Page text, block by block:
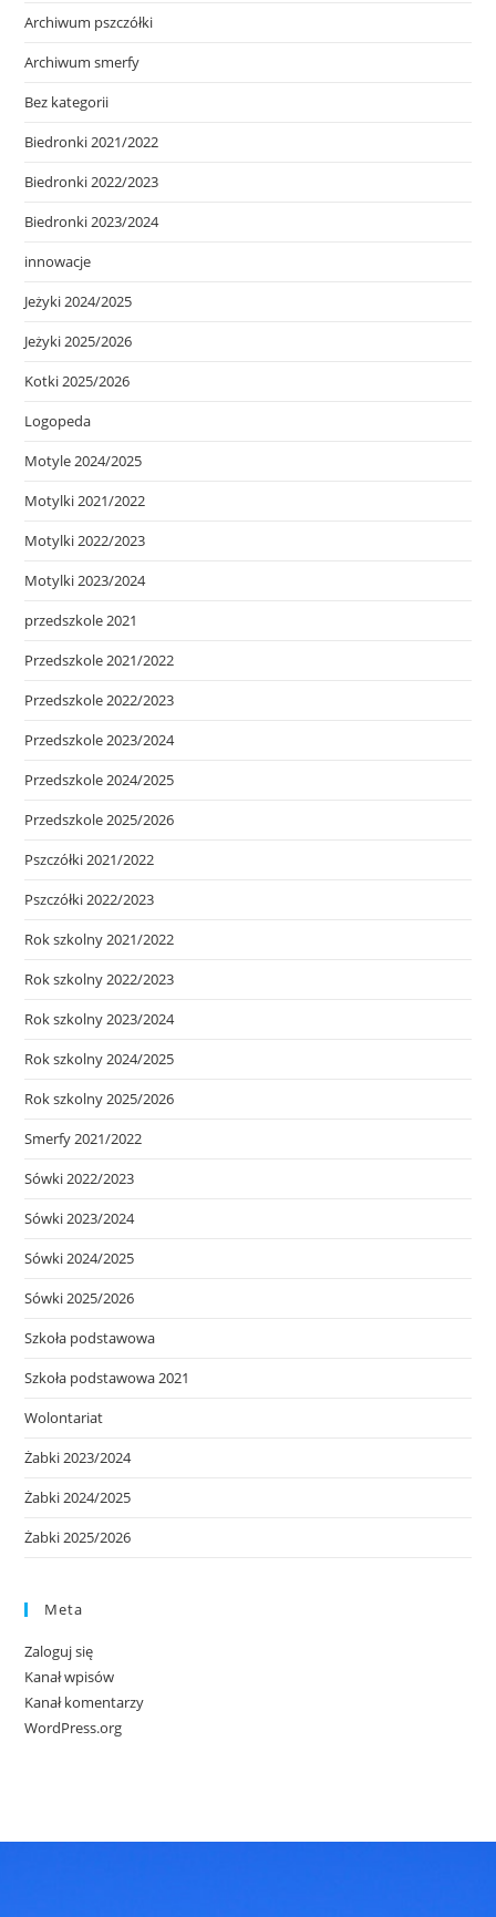
Archiwum pszczółki
Archiwum smerfy
Bez kategorii
Biedronki 2021/2022
Biedronki 2022/2023
Biedronki 2023/2024
innowacje
Jeżyki 2024/2025
Jeżyki 2025/2026
Kotki 2025/2026
Logopeda
Motyle 2024/2025
Motylki 2021/2022
Motylki 2022/2023
Motylki 2023/2024
przedszkole 2021
Przedszkole 2021/2022
Przedszkole 2022/2023
Przedszkole 2023/2024
Przedszkole 2024/2025
Przedszkole 2025/2026
Pszczółki 2021/2022
Pszczółki 2022/2023
Rok szkolny 2021/2022
Rok szkolny 2022/2023
Rok szkolny 2023/2024
Rok szkolny 2024/2025
Rok szkolny 2025/2026
Smerfy 2021/2022
Sówki 2022/2023
Sówki 2023/2024
Sówki 2024/2025
Sówki 2025/2026
Szkoła podstawowa
Szkoła podstawowa 2021
Wolontariat
Żabki 2023/2024
Żabki 2024/2025
Żabki 2025/2026
Meta
Zaloguj się
Kanał wpisów
Kanał komentarzy
WordPress.org